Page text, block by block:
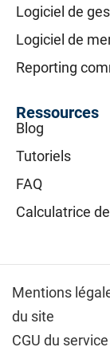
Logiciel de
Logiciel de
Reporting
Ressources
Blog
Tutoriels
FAQ
Calculatrice
Mentions
du site
CGU du service